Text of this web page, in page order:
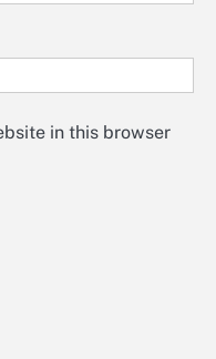
in this browser